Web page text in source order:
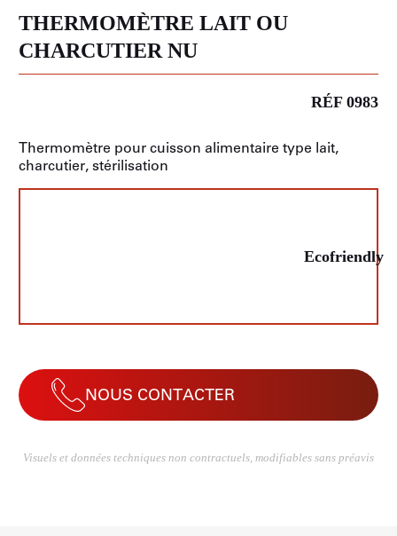
THERMOMÈTRE LAIT OU
CHARCUTIER NU
RÉF 0983
Thermomètre pour cuisson alimentaire type lait,
charcutier, stérilisation
Ecofriendly
NOUS CONTACTER
Visuels et données techniques non contractuels, modifiables sans préavis